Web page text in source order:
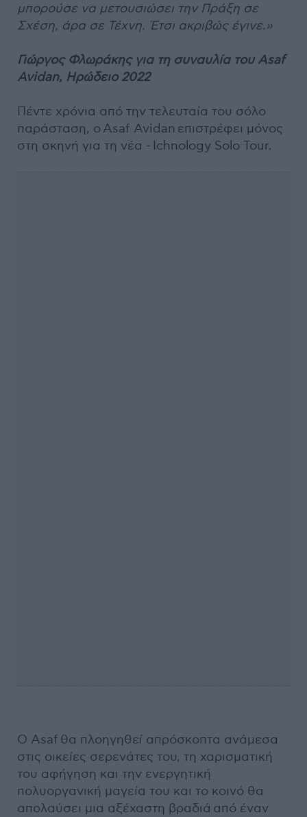
μπορούσε να μετουσιώσει την Πράξη σε
Σχέση, άρα σε Τέχνη. Έτσι ακριβώς έγινε.»
Γιώργος Φλωράκης για τη συναυλία του Asaf
Avidan, Ηρώδειο 2022
Πέντε χρόνια από την τελευταία του σόλο
παράσταση, ο Asaf Avidan επιστρέφει μόνος
στη σκηνή για τη νέα - Ichnology Solo Tour.
O Asaf θα πλοηγηθεί απρόσκοπτα ανάμεσα
στις οικείες σερενάτες του, τη χαρισματική
του αφήγηση και την ενεργητική
πολυοργανική μαγεία του και το κοινό θα
απολαύσει μια αξέχαστη βραδιά από έναν